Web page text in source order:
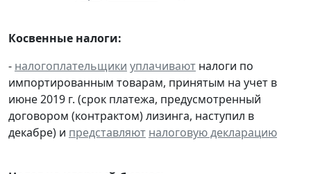
Косвенные налоги:
- налогоплательщики уплачивают налоги по
импортированным товарам, принятым на учет в
июне 2019 г. (срок платежа, предусмотренный
договором (контрактом) лизинга, наступил в
декабре) и представляют налоговую декларацию